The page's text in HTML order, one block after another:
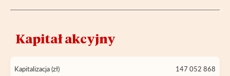
Kapitał akcyjny
Kapitalizacja (zł) 147 052 868